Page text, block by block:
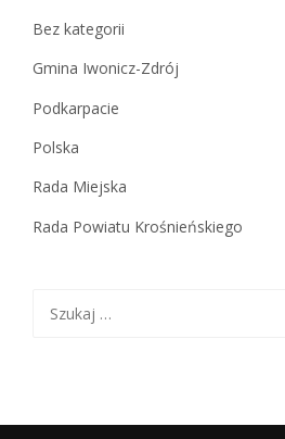
Bez kategorii
Gmina Iwonicz-Zdrój
Podkarpacie
Polska
Rada Miejska
Rada Powiatu Krośnieńskiego